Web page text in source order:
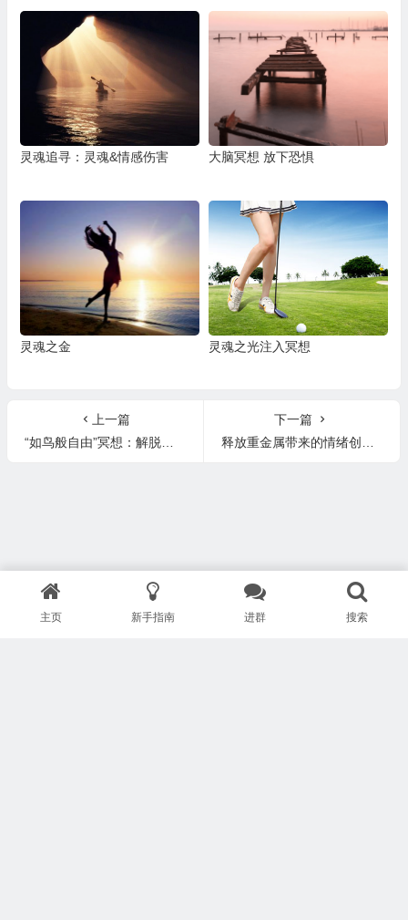
灵魂追寻：灵魂&情感伤害 大脑冥想 放下恐惧
灵魂之金 灵魂之光注入冥想
上一篇
“如鸟般自由”冥想：解脱灵魂的枷锁
下一篇
释放重金属带来的情绪创伤冥想
主页 新手指南 进群 搜索